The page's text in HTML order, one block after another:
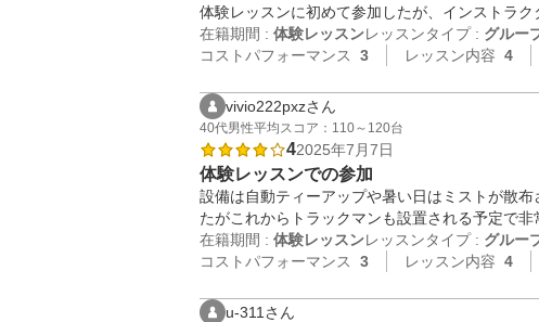
体験レッスンに初めて参加したが、インストラ
在籍期間 : 体験レッスンレッスンタイプ : グルー
コストパフォーマンス
3 レッスン内容 4
vivio222pxzさん
40代男性平均スコア：110～120台
42025年7月7日
体験レッスンでの参加
設備は自動ティーアップや暑い日はミストが散
たがこれからトラックマンも設置される予定で
在籍期間 : 体験レッスンレッスンタイプ : グルー
コストパフォーマンス
3 レッスン内容 4
u-311さん